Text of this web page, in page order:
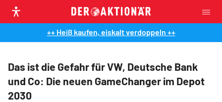
++ Heiß kaufen, eiskalt verdoppeln ++
Das ist die Gefahr für VW, Deutsche Bank
und Co: Die neuen GameChanger im Depot
2030